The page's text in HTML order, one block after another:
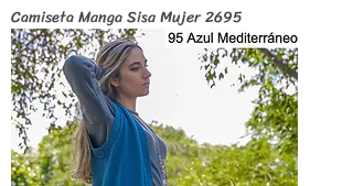
Camiseta Manga Sisa Mujer 2695